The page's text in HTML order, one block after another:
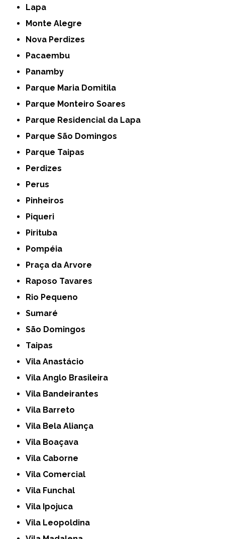
Lapa
Monte Alegre
Nova Perdizes
Pacaembu
Panamby
Parque Maria Domitila
Parque Monteiro Soares
Parque Residencial da Lapa
Parque São Domingos
Parque Taipas
Perdizes
Perus
Pinheiros
Piqueri
Pirituba
Pompéia
Praça da Arvore
Raposo Tavares
Rio Pequeno
Sumaré
São Domingos
Taipas
Vila Anastácio
Vila Anglo Brasileira
Vila Bandeirantes
Vila Barreto
Vila Bela Aliança
Vila Boaçava
Vila Caborne
Vila Comercial
Vila Funchal
Vila Ipojuca
Vila Leopoldina